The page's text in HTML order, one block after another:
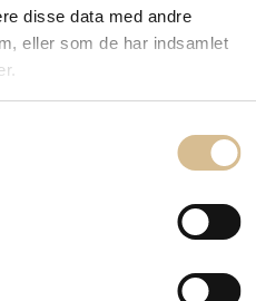
disse data med andre
eller som de har indsamlet